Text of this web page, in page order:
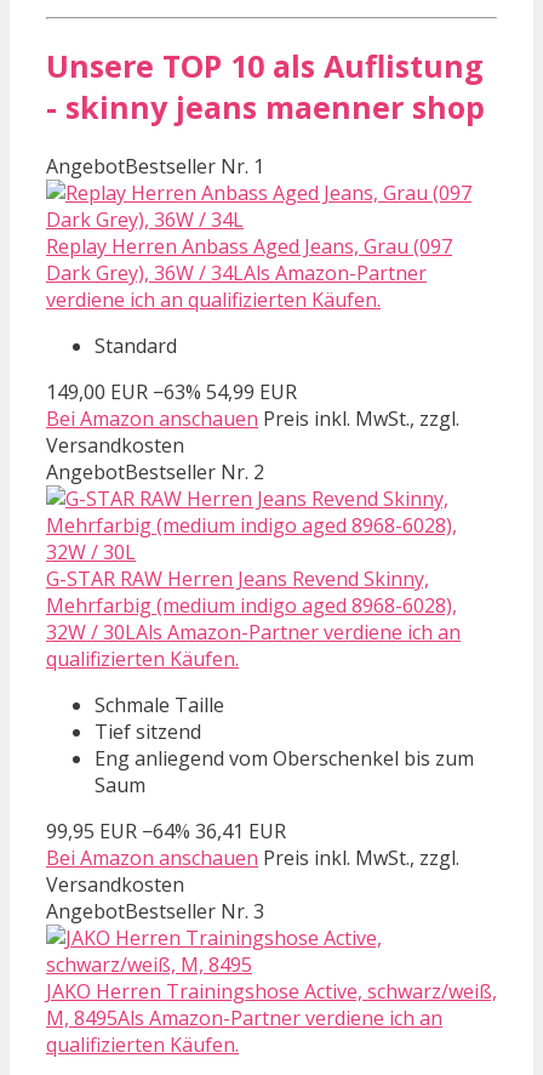
Unsere TOP 10 als Auflistung
- skinny jeans maenner shop
AngebotBestseller Nr. 1
Replay Herren Anbass Aged Jeans, Grau (097
Dark Grey), 36W / 34LAls Amazon-Partner
verdiene ich an qualifizierten Käufen.
Standard
149,00 EUR −63% 54,99 EUR
Bei Amazon anschauen Preis inkl. MwSt., zzgl.
Versandkosten
AngebotBestseller Nr. 2
G-STAR RAW Herren Jeans Revend Skinny,
Mehrfarbig (medium indigo aged 8968-6028),
32W / 30LAls Amazon-Partner verdiene ich an
qualifizierten Käufen.
Schmale Taille
Tief sitzend
Eng anliegend vom Oberschenkel bis zum
Saum
99,95 EUR −64% 36,41 EUR
Bei Amazon anschauen Preis inkl. MwSt., zzgl.
Versandkosten
AngebotBestseller Nr. 3
JAKO Herren Trainingshose Active, schwarz/weiß,
M, 8495Als Amazon-Partner verdiene ich an
qualifizierten Käufen.